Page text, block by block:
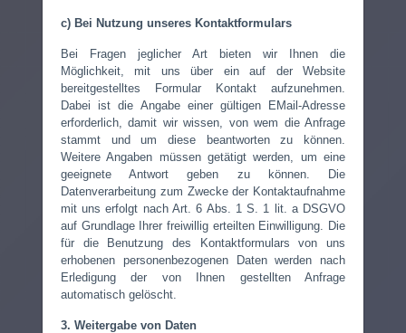
c) Bei Nutzung unseres Kontaktformulars
Bei Fragen jeglicher Art bieten wir Ihnen die
Möglichkeit, mit uns über ein auf der Website
bereitgestelltes Formular Kontakt aufzunehmen.
Dabei ist die Angabe einer gültigen EMail-Adresse
erforderlich, damit wir wissen, von wem die Anfrage
stammt und um diese beantworten zu können.
Weitere Angaben müssen getätigt werden, um eine
geeignete Antwort geben zu können. Die
Datenverarbeitung zum Zwecke der Kontaktaufnahme
mit uns erfolgt nach Art. 6 Abs. 1 S. 1 lit. a DSGVO
auf Grundlage Ihrer freiwillig erteilten Einwilligung. Die
für die Benutzung des Kontaktformulars von uns
erhobenen personenbezogenen Daten werden nach
Erledigung der von Ihnen gestellten Anfrage
automatisch gelöscht.
3. Weitergabe von Daten